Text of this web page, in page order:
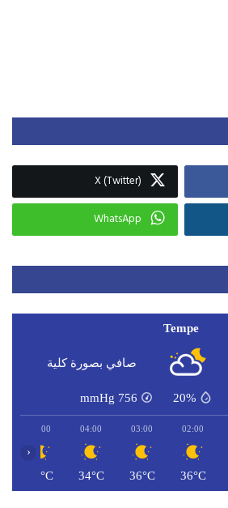
X (Twitter)
WhatsApp
Tempe
صافي بصورة كلية
20%
756
mmHg
02:00
36°C
03:00
36°C
04:00
34°C
05:00
34°C
‹